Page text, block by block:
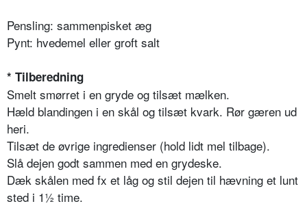
Pensling: sammenpisket æg
Pynt: hvedemel eller groft salt
* Tilberedning
Smelt smørret i en gryde og tilsæt mælken.
Hæld blandingen i en skål og tilsæt kvark. Rør gæren ud
heri.
Tilsæt de øvrige ingredienser (hold lidt mel tilbage).
Slå dejen godt sammen med en grydeske.
Dæk skålen med fx et låg og stil dejen til hævning et lunt
sted i 1½ time.